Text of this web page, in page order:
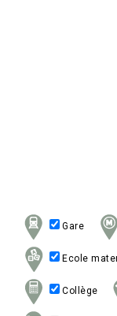
Gare
Ecole
Collège